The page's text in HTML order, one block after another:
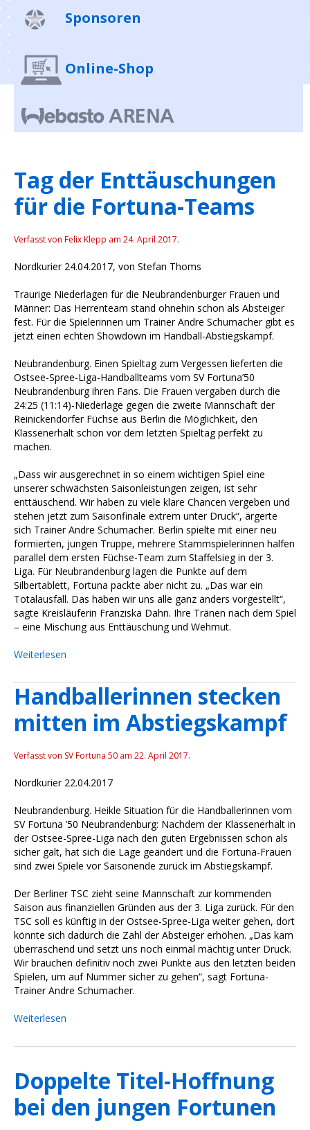
Sponsoren
Online-Shop
Tag der Enttäuschungen
für die Fortuna-Teams
Verfasst von Felix Klepp am 24. April 2017.
Nordkurier 24.04.2017, von Stefan Thoms
Traurige Niederlagen für die Neubrandenburger Frauen und
Männer: Das Herrenteam stand ohnehin schon als Absteiger
fest. Für die Spielerinnen um Trainer Andre Schumacher gibt es
jetzt einen echten Showdown im Handball-Abstiegskampf.
Neubrandenburg. Einen Spieltag zum Vergessen lieferten die
Ostsee-Spree-Liga-Handballteams vom SV Fortuna’50
Neubrandenburg ihren Fans. Die Frauen vergaben durch die
24:25 (11:14)-Niederlage gegen die zweite Mannschaft der
Reinickendorfer Füchse aus Berlin die Möglichkeit, den
Klassenerhalt schon vor dem letzten Spieltag perfekt zu
machen.
„Dass wir ausgerechnet in so einem wichtigen Spiel eine
unserer schwächsten Saisonleistungen zeigen, ist sehr
enttäuschend. Wir haben zu viele klare Chancen vergeben und
stehen jetzt zum Saisonfinale extrem unter Druck“, ärgerte
sich Trainer Andre Schumacher. Berlin spielte mit einer neu
formierten, jungen Truppe, mehrere Stammspielerinnen halfen
parallel dem ersten Füchse-Team zum Staffelsieg in der 3.
Liga. Für Neubrandenburg lagen die Punkte auf dem
Silbertablett, Fortuna packte aber nicht zu. „Das war ein
Totalausfall. Das haben wir uns alle ganz anders vorgestellt“,
sagte Kreisläuferin Franziska Dahn. Ihre Tränen nach dem Spiel
– eine Mischung aus Enttäuschung und Wehmut.
Weiterlesen
Handballerinnen stecken
mitten im Abstiegskampf
Verfasst von SV Fortuna 50 am 22. April 2017.
Nordkurier 22.04.2017
Neubrandenburg. Heikle Situation für die Handballerinnen vom
SV Fortuna ’50 Neubrandenburg: Nachdem der Klassenerhalt in
der Ostsee-Spree-Liga nach den guten Ergebnissen schon als
sicher galt, hat sich die Lage geändert und die Fortuna-Frauen
sind zwei Spiele vor Saisonende zurück im Abstiegskampf.
Der Berliner TSC zieht seine Mannschaft zur kommenden
Saison aus finanziellen Gründen aus der 3. Liga zurück. Für den
TSC soll es künftig in der Ostsee-Spree-Liga weiter gehen, dort
könnte sich dadurch die Zahl der Absteiger erhöhen. „Das kam
überraschend und setzt uns noch einmal mächtig unter Druck.
Wir brauchen definitiv noch zwei Punkte aus den letzten beiden
Spielen, um auf Nummer sicher zu gehen“, sagt Fortuna-
Trainer Andre Schumacher.
Weiterlesen
Doppelte Titel-Hoffnung
bei den jungen Fortunen